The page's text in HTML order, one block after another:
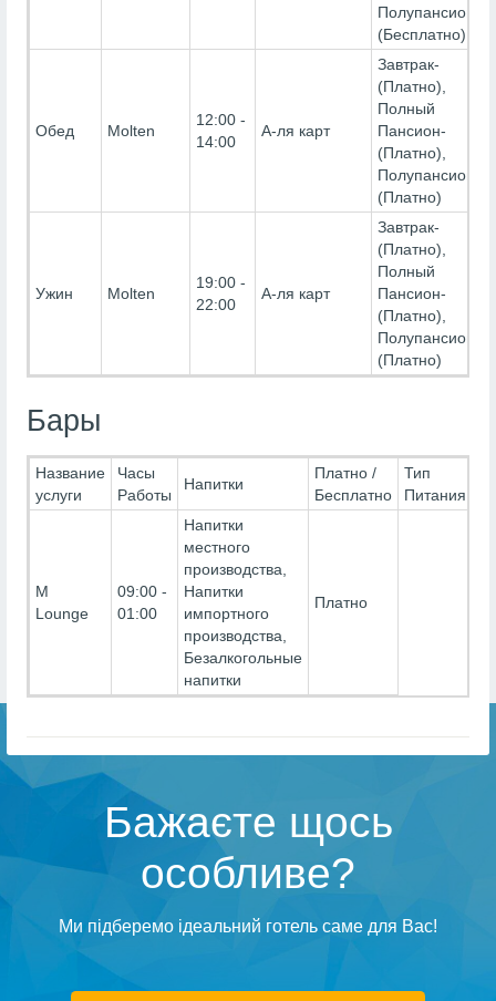
Полупансион-
(Бесплатно)
Обед Molten
12:00 -
14:00
А-ля карт
Завтрак-
(Платно),
Полный
Пансион-
(Платно),
Полупансион-
(Платно)
Ужин Molten
19:00 -
22:00
А-ля карт
Завтрак-
(Платно),
Полный
Пансион-
(Платно),
Полупансион-
(Платно)
Бары
Название
услуги
Часы
Работы
Напитки
Платно /
Бесплатно
Тип
Питания
M
Lounge
09:00 -
01:00
Напитки
местного
производства,
Напитки
импортного
производства,
Безалкогольные
напитки
Платно
Бажаєте щось
особливе?
Ми підберемо ідеальний готель саме для Вас!